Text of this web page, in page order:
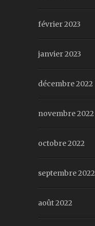
février 2023
janvier 2023
décembre 2022
novembre 2022
octobre 2022
septembre 2022
août 2022